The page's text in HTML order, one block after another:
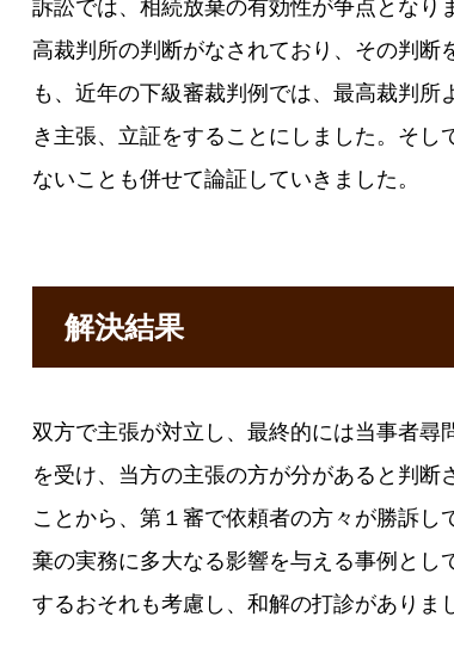
訴訟では、相続放棄の有効性が争点とな
高裁判所の判断がなされており、その判断
も、近年の下級審裁判例では、最高裁判
き主張、立証をすることにしました。そ
ないことも併せて論証していきました。
解決結果
双方で主張が対立し、最終的には当事者
を受け、当方の主張の方が分があると判
ことから、第１審で依頼者の方々が勝訴
棄の実務に多大なる影響を与える事例と
するおそれも考慮し、和解の打診がありま